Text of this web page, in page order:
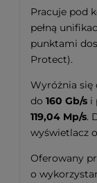
Pracuje pod
pełną
punktami
Protect).
Wyróżnia się
do 160 Gb/s i
119,04 Mp/s.
wyświetlacz
Oferowany
o